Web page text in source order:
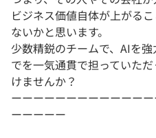
ビジネス価値自体が上がる
ないかと思います。
少数精鋭のチームで、AIを
でを一気通貫で担っていた
けませんか？
ーーーーーーーーーーーー
ーーーーー